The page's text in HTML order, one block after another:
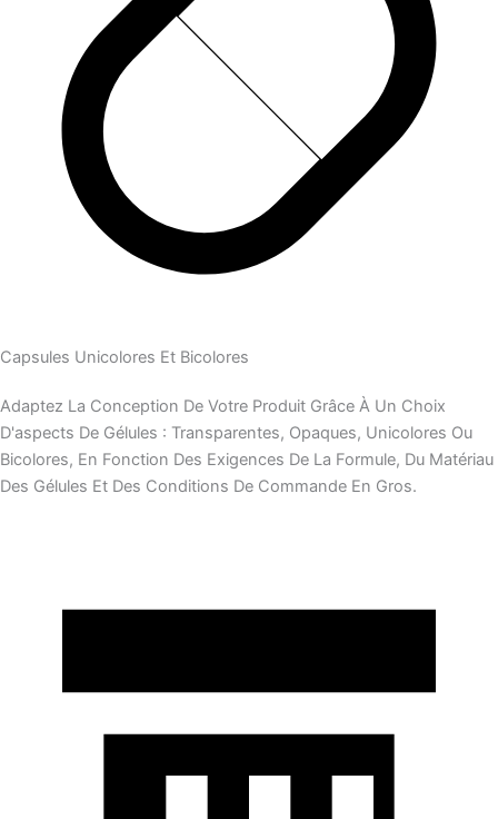
Capsules Unicolores Et Bicolores
Adaptez La Conception De Votre Produit Grâce À Un Choix
D'aspects De Gélules : Transparentes, Opaques, Unicolores Ou
Bicolores, En Fonction Des Exigences De La Formule, Du Matériau
Des Gélules Et Des Conditions De Commande En Gros.